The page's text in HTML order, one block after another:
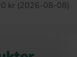
kr (2026-08-08)